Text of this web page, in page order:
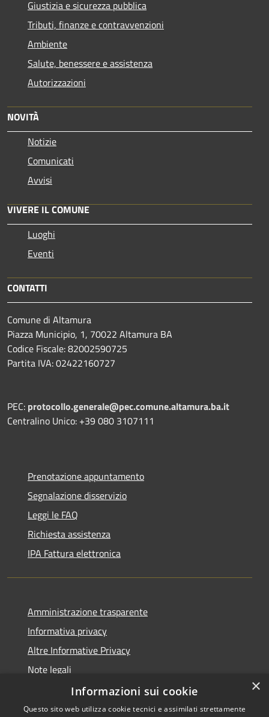
Giustizia e sicurezza pubblica
Tributi, finanze e contravvenzioni
Ambiente
Salute, benessere e assistenza
Autorizzazioni
NOVITÀ
Notizie
Comunicati
Avvisi
VIVERE IL COMUNE
Luoghi
Eventi
CONTATTI
Comune di Altamura
Piazza Municipio, 1, 70022 Altamura BA
Codice Fiscale: 82002590725
Partita IVA: 02422160727
PEC: protocollo.generale@pec.comune.altamura.ba.it
Centralino Unico: +39 080 3107111
Prenotazione appuntamento
Segnalazione disservizio
Leggi le FAQ
Richiesta assistenza
IPA Fattura elettronica
Amministrazione trasparente
Informativa privacy
Altre Informative Privacy
Note legali
Dichiarazione di accessibilità
×
Informazioni sui cookie
Questo sito web utilizza cookie tecnici e assimilati strettamente